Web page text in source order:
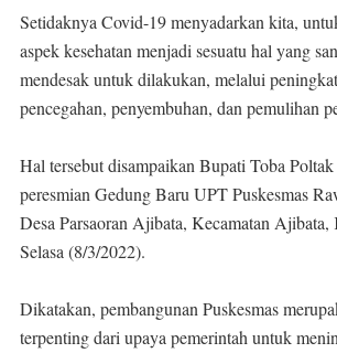
Setidaknya Covid-19 menyadarkan kita,
aspek kesehatan menjadi sesuatu hal yang
mendesak untuk dilakukan, melalui
pencegahan, penyembuhan, dan pemulihan
Hal tersebut disampaikan Bupati Toba
peresmian Gedung Baru UPT Puskesmas
Desa Parsaoran Ajibata, Kecamatan Ajibata,
Selasa (8/3/2022).
Dikatakan, pembangunan Puskesmas
terpenting dari upaya pemerintah untuk